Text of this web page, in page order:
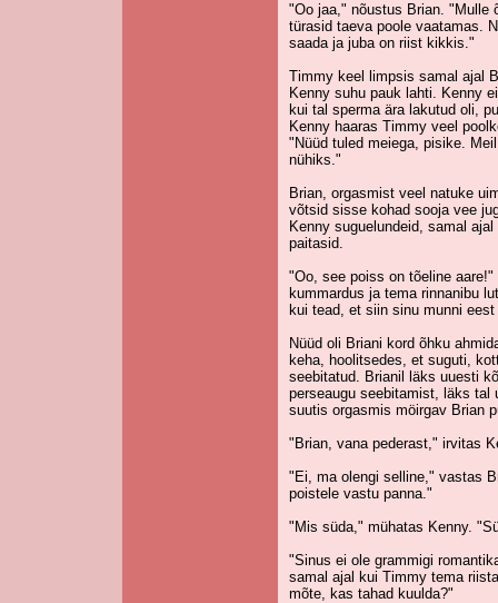
"Oo jaa," nõustus Brian. "Mulle
türasid taeva poole vaatamas.
saada ja juba on riist kikkis."
Timmy keel limpsis samal ajal
Kenny suhu pauk lahti. Kenny
kui tal sperma ära lakutud oli,
Kenny haaras Timmy veel
"Nüüd tuled meiega, pisike.
nühiks."
Brian, orgasmist veel natuke
võtsid sisse kohad sooja vee
Kenny suguelundeid, samal
paitasid.
"Oo, see poiss on tõeline
kummardus ja tema rinnanibu
kui tead, et siin sinu munni
Nüüd oli Briani kord õhku
keha, hoolitsedes, et suguti,
seebitatud. Brianil läks uuesti
perseaugu seebitamist, läks tal
suutis orgasmis möirgav Brian
"Brian, vana pederast," irvitas
"Ei, ma olengi selline," vastas
poistele vastu panna."
"Mis süda," mühatas Kenny.
"Sinus ei ole grammigi
samal ajal kui Timmy tema
mõte, kas tahad kuulda?"